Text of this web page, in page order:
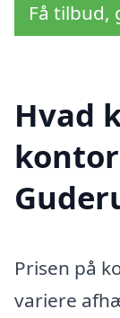
Få tilbud,
Hvad
Prisen på
variere